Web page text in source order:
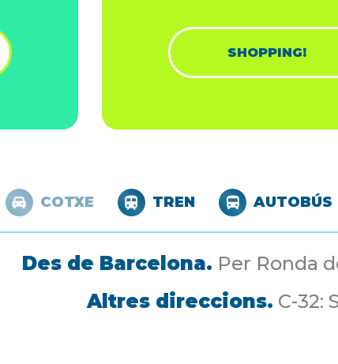
SHOPPING!
COTXE TREN AUTOBÚS
Des de Barcelona. Per Ronda
Altres direccions. C-32: